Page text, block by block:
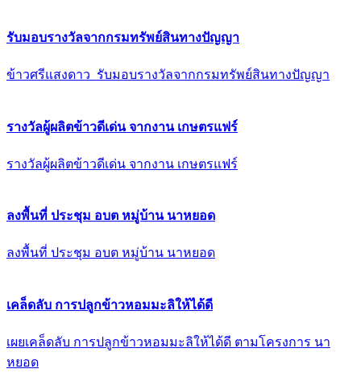
รับมอบรางวัลจากกรมทรัพย์สินทางปัญญา
ข้าวศรีแสงดาว รับมอบรางวัลจากกรมทรัพย์สินทางปัญญา
รางวัลผู้ผลิตข้าวดีเด่น จากงาน เกษตรแฟร์
รางวัลผู้ผลิตข้าวดีเด่น จากงาน เกษตรแฟร์
ลงพื้นที่ ประชุม อบต หมู่บ้าน นาหยอด
ลงพื้นที่ ประชุม อบต หมู่บ้าน นาหยอด
เคล็ดลับ การปลูกข้าวหอมมะลิให้ได้ดี
เผยเคล็ดลับ การปลูกข้าวหอมมะลิให้ได้ดี ตามโครงการ นา
หยอด